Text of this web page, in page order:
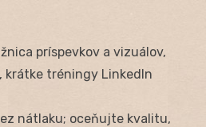
príspevkov a vizuálov,
krátke tréningy LinkedIn
nátlaku; oceňujte kvalitu,